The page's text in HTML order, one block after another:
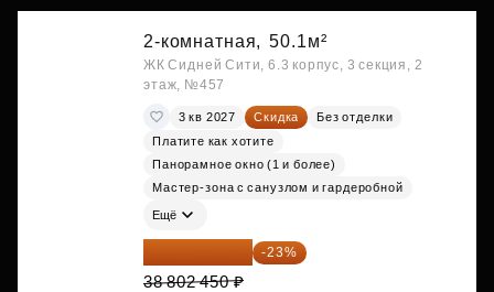
2-комнатная, 50.1м²
ЖК Сидней Сити, 6.3 корпус, 3 секция, 2
этаж, №457
3 кв 2027 Скидка
Без отделки
Платите как хотите
Панорамное окно (1 и более)
Мастер-зона с санузлом и гардеробной
Ещё
29 877 887 ₽ -23%
38 802 450 ₽